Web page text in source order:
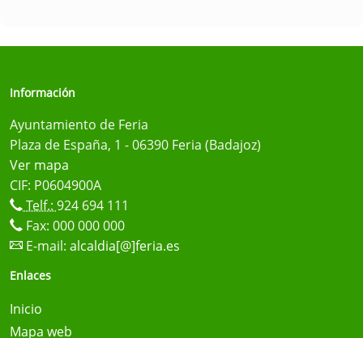
Información
Ayuntamiento de Feria
Plaza de España, 1 - 06390 Feria (Badajoz)
Ver mapa
CIF: P0604900A
Telf.: 924 694 111
Fax: 000 000 000
E-mail: alcaldia[@]feria.es
Enlaces
Inicio
Mapa web